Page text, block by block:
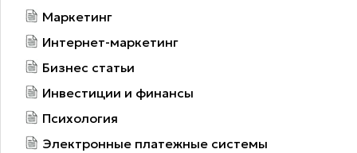
Маркетинг
Интернет-маркетинг
Бизнес статьи
Инвестиции и финансы
Психология
Электронные платежные системы